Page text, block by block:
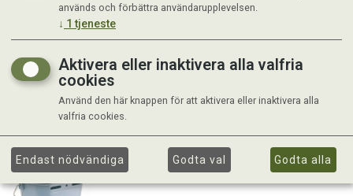
används och förbättra användarupplevelsen.
↓ 1 tjeneste
Aktivera eller inaktivera alla valfria
cookies
Använd den här knappen för att aktivera eller inaktivera alla
valfria cookies.
Endast nödvändiga Godta val Godta alla